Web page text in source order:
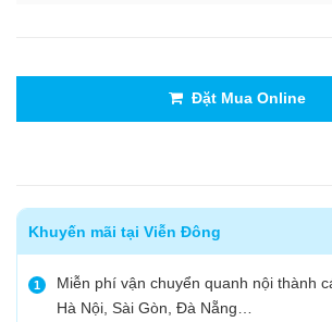
Đặt Mua Online
Khuyến mãi tại Viễn Đông
1
Miễn phí vận chuyển quanh nội thành
Hà Nội, Sài Gòn, Đà Nẵng…